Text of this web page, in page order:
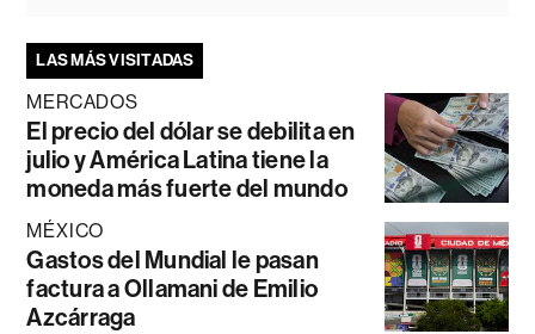
LAS MÁS VISITADAS
MERCADOS
El precio del dólar se debilita en
julio y América Latina tiene la
moneda más fuerte del mundo
MÉXICO
Gastos del Mundial le pasan
factura a Ollamani de Emilio
Azcárraga